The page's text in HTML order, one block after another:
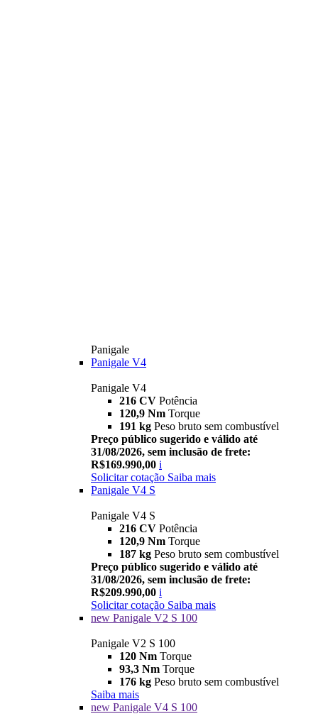
Panigale
Panigale V4
Panigale V4
216 CV Potência
120,9 Nm Torque
191 kg Peso bruto sem combustível
Preço público sugerido e válido até
31/08/2026, sem inclusão de frete:
R$169.990,00 i
Solicitar cotação Saiba mais
Panigale V4 S
Panigale V4 S
216 CV Potência
120,9 Nm Torque
187 kg Peso bruto sem combustível
Preço público sugerido e válido até
31/08/2026, sem inclusão de frete:
R$209.990,00 i
Solicitar cotação Saiba mais
new Panigale V2 S 100
Panigale V2 S 100
120 Nm Torque
93,3 Nm Torque
176 kg Peso bruto sem combustível
Saiba mais
new Panigale V4 S 100